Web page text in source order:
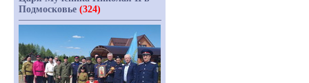
Подмосковье (324)